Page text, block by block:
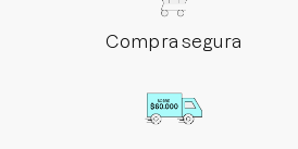
Compra segura